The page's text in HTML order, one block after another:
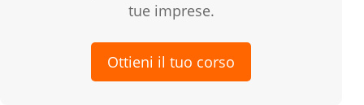
tue imprese.
Ottieni il tuo corso